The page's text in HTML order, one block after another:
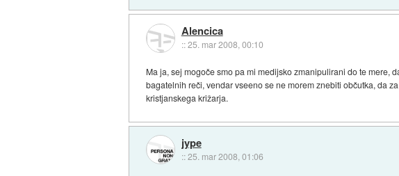
Alencica
::25. mar 2008, 00:10
Ma ja, sej mogoče smo pa mi medijsko zmanipulirani do te mere,
bagatelnih reči, vendar vseeno se ne morem znebiti občutka, da
kristjanskega križarja.
jype
::25. mar 2008, 01:06